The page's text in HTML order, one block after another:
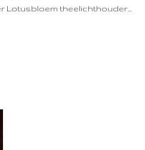
Lotusbloem theelichthouder…